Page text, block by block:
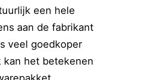
een hele
aan de fabrikant
veel goedkoper
kan het betekenen